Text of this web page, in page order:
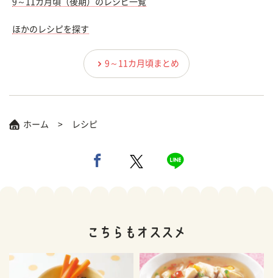
ほかのレシピを探す
9～11カ月頃まとめ
ホーム レシピ